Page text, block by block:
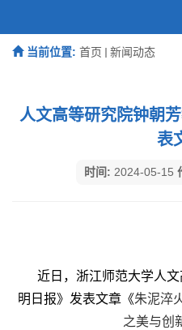
当前位置: 首页 新闻动态
人文高等研究院钟朝
表
时间: 2024-05-15
近日，浙江师范大学人
明日报》发表文章《朱泥淬
之美与创